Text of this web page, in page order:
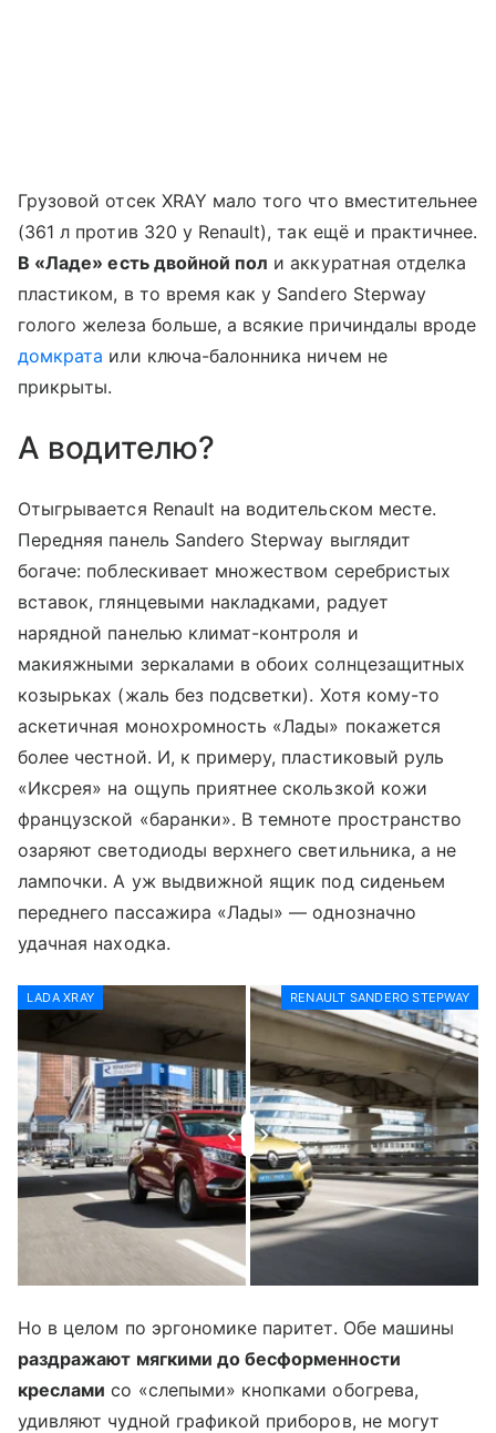
Грузовой отсек XRAY мало того что вместительнее
(361 л против 320 у Renault), так ещё и практичнее.
В «Ладе» есть двойной пол и аккуратная отделка
пластиком, в то время как у Sandero Stepway
голого железа больше, а всякие причиндалы вроде
домкрата или ключа-балонника ничем не
прикрыты.
А водителю?
Отыгрывается Renault на водительском месте.
Передняя панель Sandero Stepway выглядит
богаче: поблескивает множеством серебристых
вставок, глянцевыми накладками, радует
нарядной панелью климат-контроля и
макияжными зеркалами в обоих солнцезащитных
козырьках (жаль без подсветки). Хотя кому-то
аскетичная монохромность «Лады» покажется
более честной. И, к примеру, пластиковый руль
«Иксрея» на ощупь приятнее скользкой кожи
французской «баранки». В темноте пространство
озаряют светодиоды верхнего светильника, а не
лампочки. А уж выдвижной ящик под сиденьем
переднего пассажира «Лады» — однозначно
удачная находка.
LADA XRAY RENAULT SANDERO STEPWAY
Но в целом по эргономике паритет. Обе машины
раздражают мягкими до бесформенности
креслами со «слепыми» кнопками обогрева,
удивляют чудной графикой приборов, не могут